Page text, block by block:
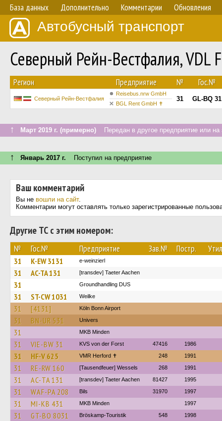
База данных Дополнительно Комментарии Обновления
Автобусный транспорт
Северный Рейн-Вестфалия,
Регион Предприятие № Гос.№
Северный Рейн-Вестфалия
Reisebus.nrw GmbH
31 GL-BQ 31
BGL Rent GmbH ✝︎
↑ Март 2019 г. (примерно) Передан в другое предприятие или на
↑ Январь 2017 г. Поступил на предприятие
Ваш комментарий
Вы не вошли на сайт.
Комментарии могут оставлять только зарегистрированные
Другие ТС с этим номером:
№ Гос.№ Предприятие Зав.№ Постр.
31 K-EW 3131 e-weinzierl
31 AC-TA 131 [transdev] Taeter Aachen
31 Groundhandling DUS
31 ST-CW 1031 Weilke
31 [4131] Köln Bonn Airport
31 BN-UR 531 Univers
31 MKB Minden
31 VIE-BW 31 KVS von der Forst 47416 1986
31 HF-V 625 VMR Herford ✝ 248 1991
31 RE-RW 160 [Tausendfeuer] Wessels 268 1991
31 AC-TA 131 [transdev] Taeter Aachen 81427 1995
31 WAF-PA 208 Bils 31970 1997
31 MI-KB 431 MKB Minden 1997
31 GT-BO 8031 Bröskamp-Touristik 548 1998